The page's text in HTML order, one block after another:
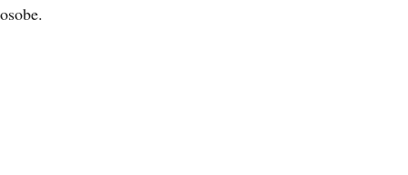
osobe.